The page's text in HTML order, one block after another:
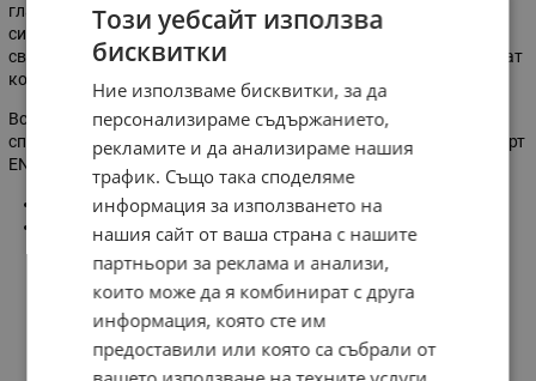
главата над и извън водата, осигурявайки на ползвателя ѝ
сигурна позиция без никакви усилия. Снабдена е с цип, колан,
свирка и светлоотразителни ленти SOLAS. Детските модели имат
колан, който преминава между краката.
Всички използвани материали за производството на
спасителната жилетка са в съответствие с европейския стандарт
EN ISO 12402-4.
оранжев
Размер: от50 кгдо 70 кг
Характеристики
Този уебсайт използва
бисквитки
Ние използваме бисквитки, за да
персонализираме съдържанието,
рекламите и да анализираме нашия
трафик. Също така споделяме
информация за използването на
нашия сайт от ваша страна с нашите
партньори за реклама и анализи,
които може да я комбинират с друга
информация, която сте им
предоставили или която са събрали от